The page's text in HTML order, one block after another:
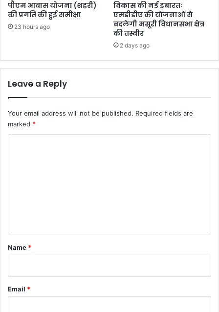
पीएम आवास योजना (शहरी)
की प्रगति की हुई समीक्षा
23 hours ago
विकास की नई इबारतः
एमडीडीए की योजनाओं से
बदलेगी मसूरी विधानसभा क्षेत्र
की तस्वीर
2 days ago
Leave a Reply
Your email address will not be published. Required fields are
marked *
*
Name *
Email *